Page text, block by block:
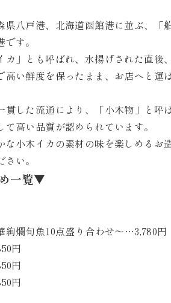
県八戸港、北海道函館港に並ぶ、「
す。
カ」とも呼ばれ、水揚げされた直後
高い鮮度を保ったまま、お店へと運
貫した流通により、「小木物」と呼
て高い品質が認められています。
な小木イカの素材の味を楽しめるお
い。
一覧▼
絢爛旬魚10点盛り合わせ～…3,780円
円
円
円